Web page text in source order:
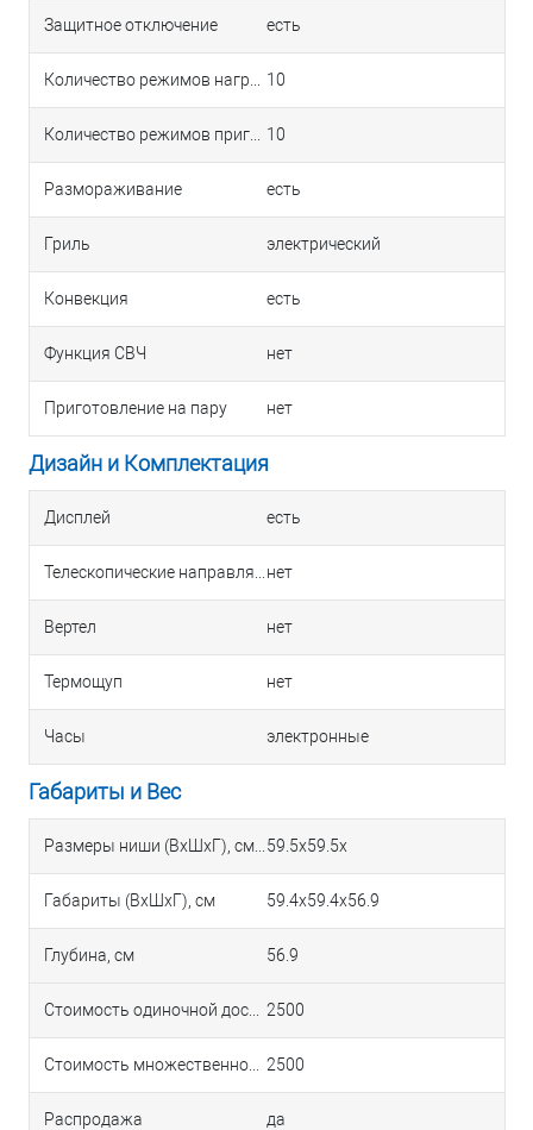
Защитное отключение есть
10
10
Размораживание есть
Гриль электрический
Конвекция есть
Функция СВЧ нет
Приготовление на пару нет
Дизайн и Комплектация
Дисплей есть
нет
Вертел нет
Термощуп нет
Часы электронные
Габариты и Вес
59.5х59.5х
Габариты (ВхШхГ), см 59.4х59.4х56.9
Глубина, см 56.9
2500
2500
Распродажа да